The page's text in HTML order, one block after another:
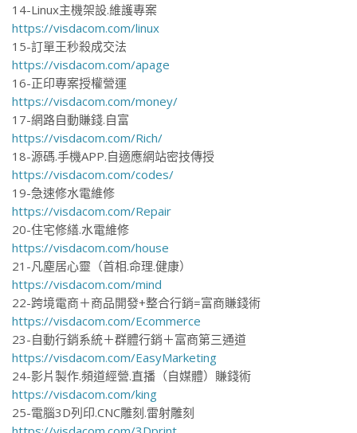
14-Linux主機架設.維護專案
https://visdacom.com/linux
15-訂單王秒殺成交法
https://visdacom.com/apage
16-正印專案授權營運
https://visdacom.com/money/
17-網路自動賺錢.自富
https://visdacom.com/Rich/
18-源碼.手機APP.自適應網站密技傳授
https://visdacom.com/codes/
19-急速修水電維修
https://visdacom.com/Repair
20-住宅修繕.水電維修
https://visdacom.com/house
21-凡塵居心靈（首相.命理.健康）
https://visdacom.com/mind
22-跨境電商＋商品開發+整合行銷=富商賺錢術
https://visdacom.com/Ecommerce
23-自動行銷系統＋群體行銷＋富商第三通道
https://visdacom.com/EasyMarketing
24-影片製作.頻道經營.直播（自媒體）賺錢術
https://visdacom.com/king
25-電腦3D列印.CNC雕刻.雷射雕刻